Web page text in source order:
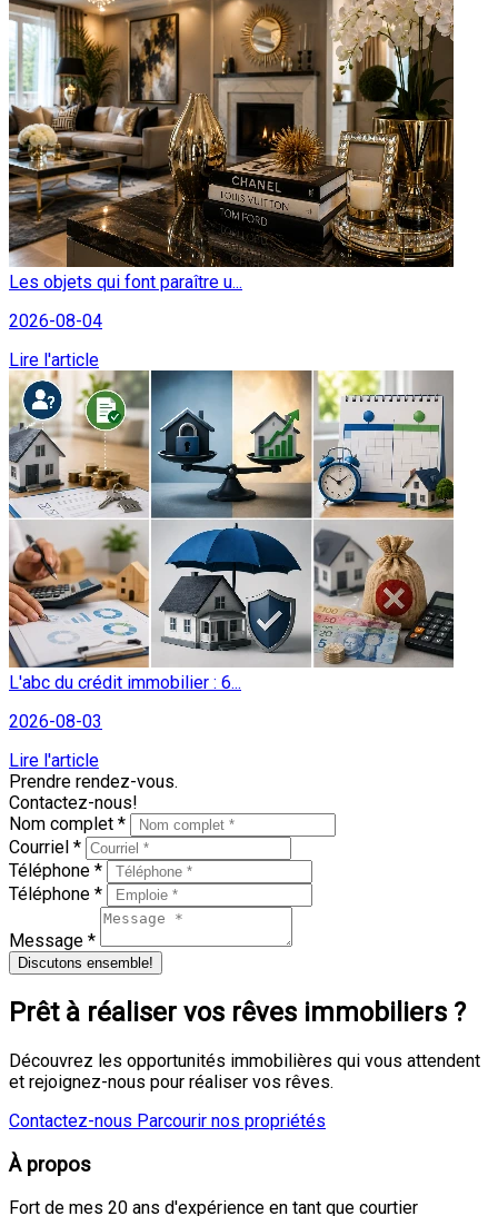
Les objets qui font paraître u...
2026-08-04
Lire l'article
L'abc du crédit immobilier : 6...
2026-08-03
Lire l'article
Prendre rendez-vous.
Contactez-nous!
Nom complet *
Courriel *
Téléphone *
Téléphone *
Message *
Discutons ensemble!
Prêt à réaliser vos rêves immobiliers ?
Découvrez les opportunités immobilières qui vous attendent
et rejoignez-nous pour réaliser vos rêves.
Contactez-nous Parcourir nos propriétés
À propos
Fort de mes 20 ans d'expérience en tant que courtier